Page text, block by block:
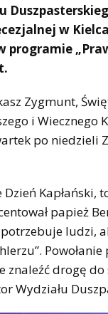
w
programie
Zygmunt,
i Wiecznego
po niedzieli
Kapłański,
papież
potrzebuje ludzi,
znaleźć drogę do
Wydziału